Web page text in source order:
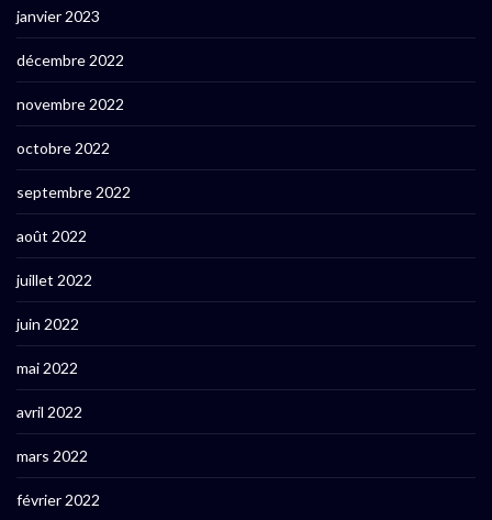
janvier 2023
décembre 2022
novembre 2022
octobre 2022
septembre 2022
août 2022
juillet 2022
juin 2022
mai 2022
avril 2022
mars 2022
février 2022